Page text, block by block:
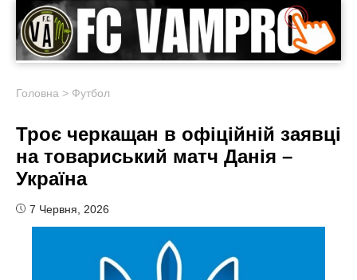
Головна > Футбол
Троє черкащан в офіційній заявці
на товариський матч Данія –
Україна
7 Червня, 2026